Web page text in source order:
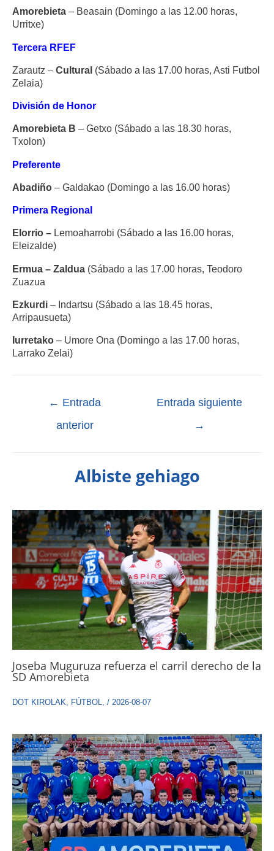
Amorebieta – Beasain (Domingo a las 12.00 horas,
Urritxe)
Tercera RFEF
Zarautz – Cultural (Sábado a las 17.00 horas, Asti Futbol
Zelaia)
División de Honor
Amorebieta B – Getxo (Sábado a las 18.30 horas,
Txolon)
Preferente
Abadiño – Galdakao (Domingo a las 16.00 horas)
Primera Regional
Elorrio – Lemoaharrobi (Sábado a las 16.00 horas,
Eleizalde)
Ermua – Zaldua (Sábado a las 17.00 horas, Teodoro
Zuazua
Ezkurdi – Indartsu (Sábado a las 18.45 horas,
Arripausueta)
Iurretako – Umore Ona (Domingo a las 17.00 horas,
Larrako Zelai)
← Entrada
anterior
Entrada siguiente
→
Albiste gehiago
Joseba Muguruza refuerza el carril derecho de la
SD Amorebieta
DOT KIROLAK, FÚTBOL, / 2026-08-07